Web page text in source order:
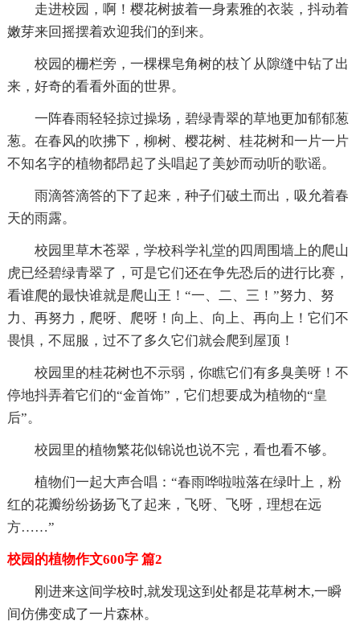
走进校园，啊！樱花树披着一身素雅的衣装，抖动着
嫩芽来回摇摆着欢迎我们的到来。
校园的栅栏旁，一棵棵皂角树的枝丫从隙缝中钻了出
来，好奇的看看外面的世界。
一阵春雨轻轻掠过操场，碧绿青翠的草地更加郁郁葱
葱。在春风的吹拂下，柳树、樱花树、桂花树和一片一片
不知名字的植物都昂起了头唱起了美妙而动听的歌谣。
雨滴答滴答的下了起来，种子们破土而出，吸允着春
天的雨露。
校园里草木苍翠，学校科学礼堂的四周围墙上的爬山
虎已经碧绿青翠了，可是它们还在争先恐后的进行比赛，
看谁爬的最快谁就是爬山王！“一、二、三！”努力、努
力、再努力，爬呀、爬呀！向上、向上、再向上！它们不
畏惧，不屈服，过不了多久它们就会爬到屋顶！
校园里的桂花树也不示弱，你瞧它们有多臭美呀！不
停地抖弄着它们的“金首饰”，它们想要成为植物的“皇
后”。
校园里的植物繁花似锦说也说不完，看也看不够。
植物们一起大声合唱：“春雨哗啦啦落在绿叶上，粉
红的花瓣纷纷扬扬飞了起来，飞呀、飞呀，理想在远
方……”
校园的植物作文600字 篇2
刚进来这间学校时,就发现这到处都是花草树木,一瞬
间仿佛变成了一片森林。